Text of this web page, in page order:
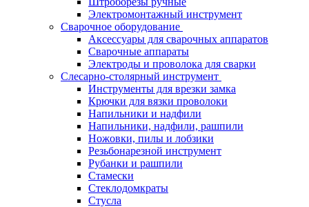
Электромонтажный инструмент
Сварочное оборудование
Аксессуары для сварочных аппаратов
Сварочные аппараты
Электроды и проволока для сварки
Слесарно-столярный инструмент
Инструменты для врезки замка
Крючки для вязки проволоки
Напильники и надфили
Напильники, надфили, рашпили
Ножовки, пилы и лобзики
Резьбонарезной инструмент
Рубанки и рашпили
Стамески
Стеклодомкраты
Стусла